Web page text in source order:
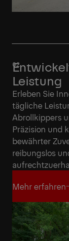
Leistung
Erleben Sie
tägliche
Abrollkippers
Präzision und
bewährter
reibungslos
Mehr erfahren
Mehr erfahren